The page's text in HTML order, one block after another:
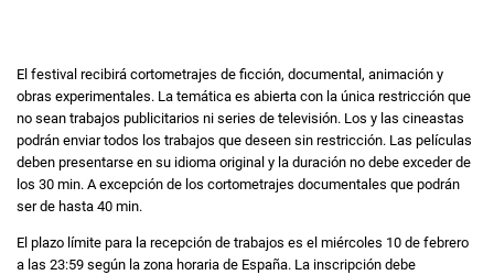
El festival recibirá cortometrajes de ficción, documental, animación y
obras experimentales. La temática es abierta con la única restricción que
no sean trabajos publicitarios ni series de televisión. Los y las cineastas
podrán enviar todos los trabajos que deseen sin restricción. Las películas
deben presentarse en su idioma original y la duración no debe exceder de
los 30 min. A excepción de los cortometrajes documentales que podrán
ser de hasta 40 min.
El plazo límite para la recepción de trabajos es el miércoles 10 de febrero
a las 23:59 según la zona horaria de España. La inscripción debe